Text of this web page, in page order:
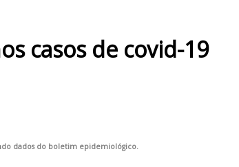
casos de covid-19
dados do boletim epidemiológico.